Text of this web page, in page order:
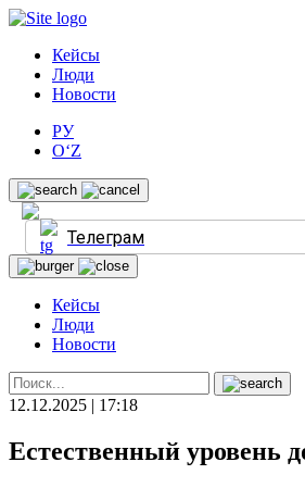
Кейсы
Люди
Новости
РУ
O‘Z
Телеграм
Кейсы
Люди
Новости
12.12.2025 | 17:18
Естественный уровень